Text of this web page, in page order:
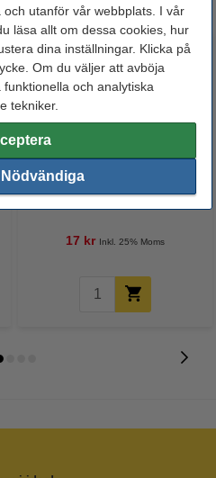
utanför vår webbplats. I vår
läsa allt om dessa cookies, hur
dina inställningar. Klicka på
Om du väljer att avböja
och analytiska
tekniker.
produkter
Märkpenna permanent 0.7mm |
Artline 700 | svart
17 kr Inkl. 25% Moms